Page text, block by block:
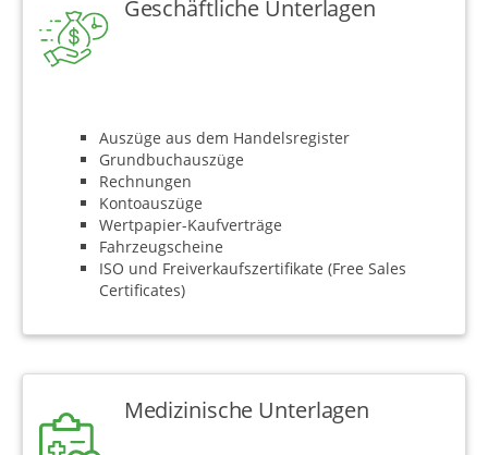
Geschäftliche Unterlagen
Auszüge aus dem Handelsregister
Grundbuchauszüge
Rechnungen
Kontoauszüge
Wertpapier-Kaufverträge
Fahrzeugscheine
ISO und Freiverkaufszertifikate (Free Sales
Certificates)
Medizinische Unterlagen